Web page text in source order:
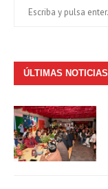
ÚLTIMAS NOTICIAS